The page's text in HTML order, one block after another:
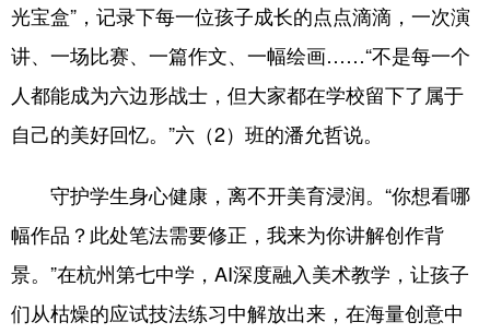
光宝盒”，记录下每一位孩子成长的点点滴滴，一次演
讲、一场比赛、一篇作文、一幅绘画……“不是每一个
人都能成为六边形战士，但大家都在学校留下了属于
自己的美好回忆。”六（2）班的潘允哲说。
守护学生身心健康，离不开美育浸润。“你想看哪
幅作品？此处笔法需要修正，我来为你讲解创作背
景。”在杭州第七中学，AI深度融入美术教学，让孩子
们从枯燥的应试技法练习中解放出来，在海量创意中